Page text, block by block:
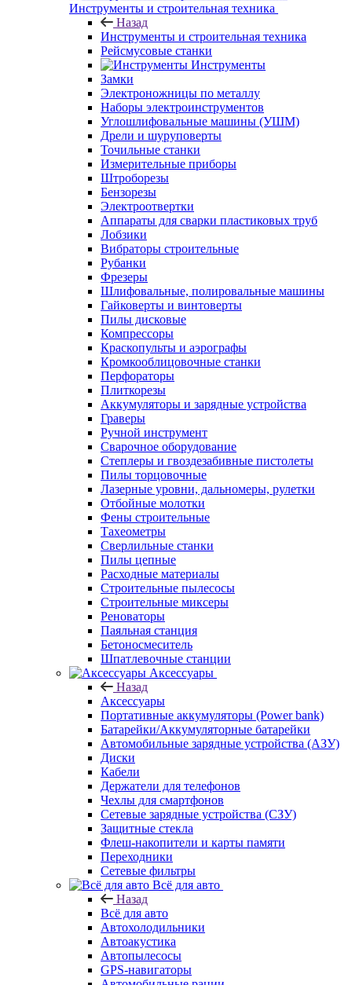
Инструменты и строительная техника
Назад
Инструменты и строительная техника
Рейсмусовые станки
Инструменты
Замки
Электроножницы по металлу
Наборы электроинструментов
Углошлифовальные машины (УШМ)
Дрели и шуруповерты
Точильные станки
Измерительные приборы
Штроборезы
Бензорезы
Электроотвертки
Аппараты для сварки пластиковых труб
Лобзики
Вибраторы строительные
Рубанки
Фрезеры
Шлифовальные, полировальные машины
Гайковерты и винтоверты
Пилы дисковые
Компрессоры
Краскопульты и аэрографы
Кромкооблицовочные станки
Перфораторы
Плиткорезы
Аккумуляторы и зарядные устройства
Граверы
Ручной инструмент
Сварочное оборудование
Степлеры и гвоздезабивные пистолеты
Пилы торцовочные
Лазерные уровни, дальномеры, рулетки
Отбойные молотки
Фены строительные
Тахеометры
Сверлильные станки
Пилы цепные
Расходные материалы
Строительные пылесосы
Строительные миксеры
Реноваторы
Паяльная станция
Бетоносмеситель
Шпатлевочные станции
Аксессуары
Назад
Аксессуары
Портативные аккумуляторы (Power bank)
Батарейки/Аккумуляторные батарейки
Автомобильные зарядные устройства (АЗУ)
Диски
Кабели
Держатели для телефонов
Чехлы для смартфонов
Сетевые зарядные устройства (СЗУ)
Защитные стекла
Флеш-накопители и карты памяти
Переходники
Сетевые фильтры
Всё для авто
Назад
Всё для авто
Автохолодильники
Автоакустика
Автопылесосы
GPS-навигаторы